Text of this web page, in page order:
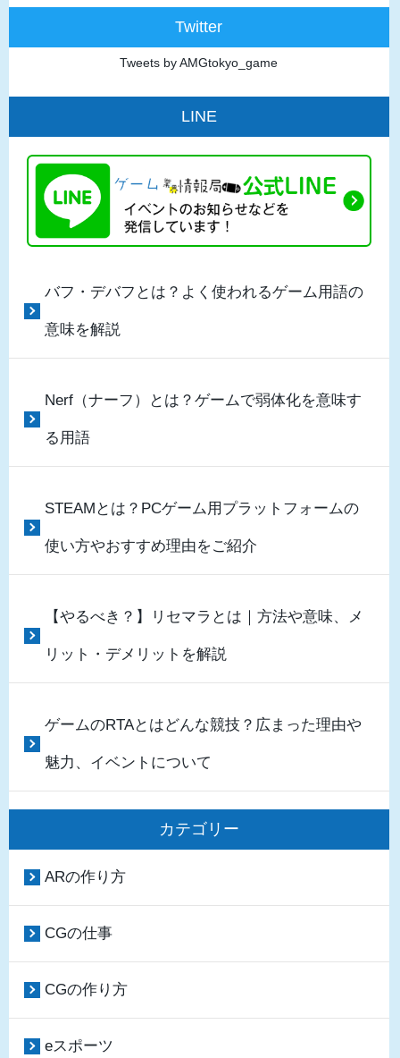
Twitter
Tweets by AMGtokyo_game
LINE
バフ・デバフとは？よく使われるゲーム用語の
意味を解説
Nerf（ナーフ）とは？ゲームで弱体化を意味す
る用語
STEAMとは？PCゲーム用プラットフォームの
使い方やおすすめ理由をご紹介
【やるべき？】リセマラとは｜方法や意味、メ
リット・デメリットを解説
ゲームのRTAとはどんな競技？広まった理由や
魅力、イベントについて
カテゴリー
ARの作り方
CGの仕事
CGの作り方
eスポーツ